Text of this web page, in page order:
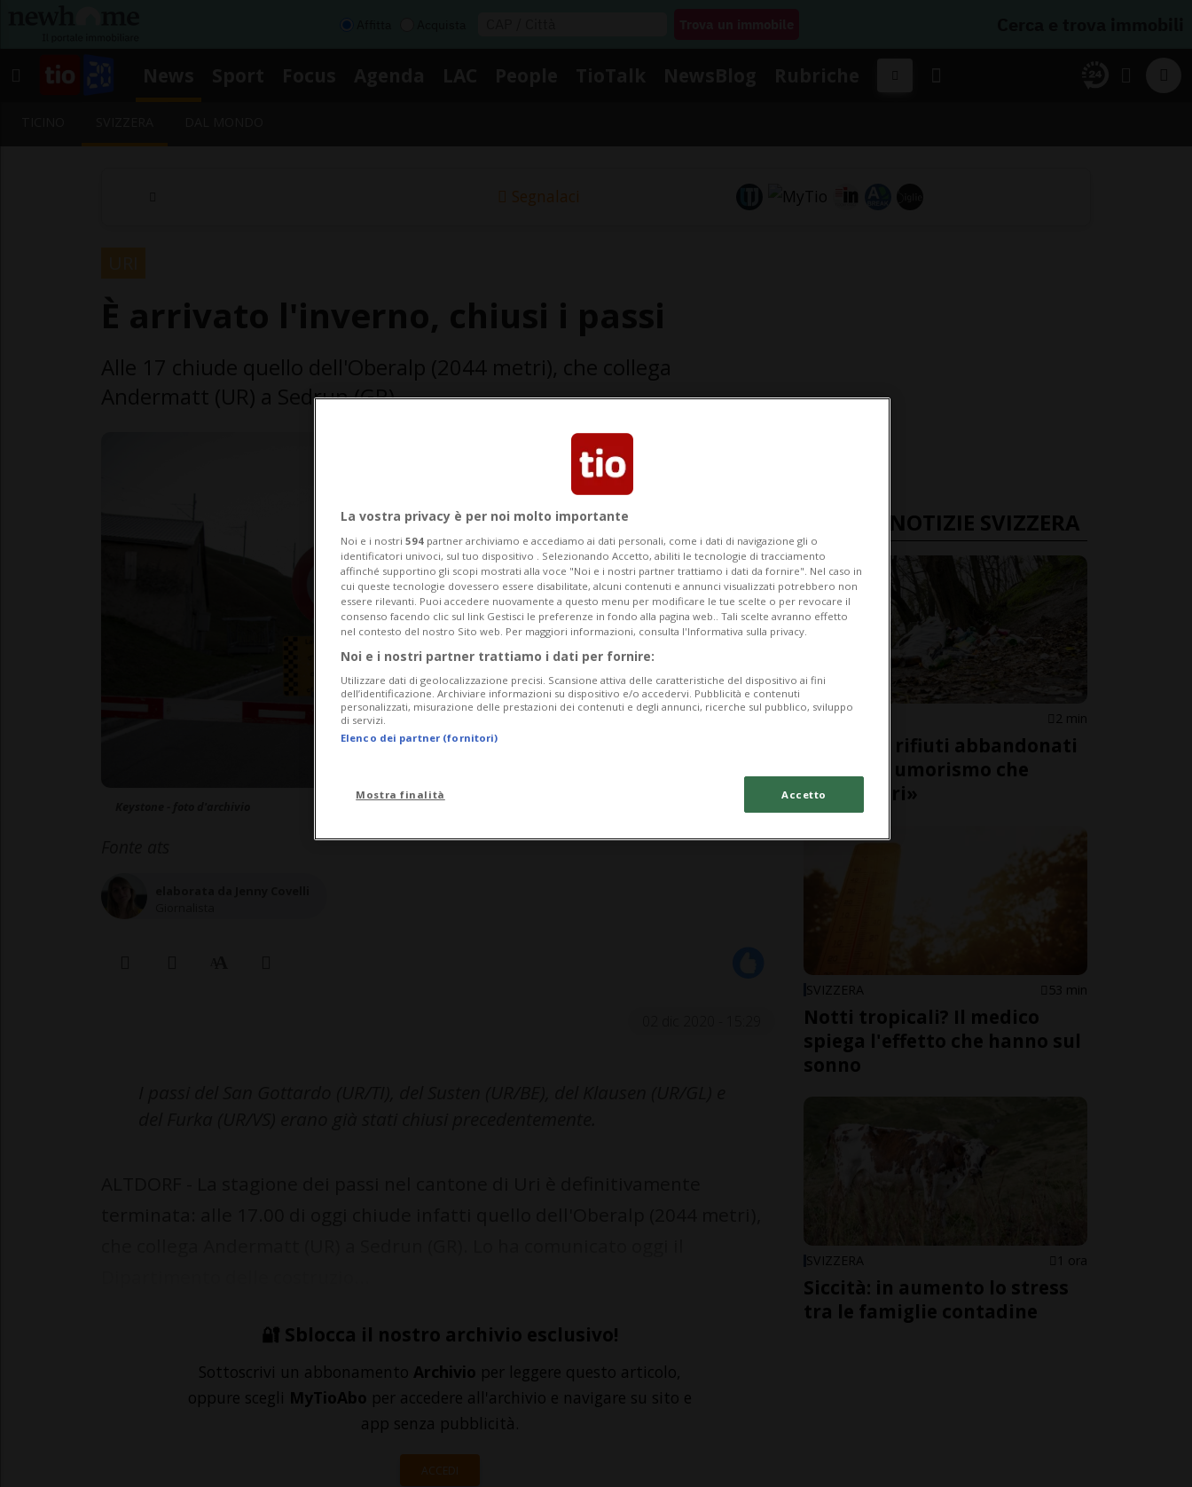
Segnalaci
Andermatt (UR) a Sedrun (GR)
🔐 Sblocca il nostro archivio esclusivo!
Sottoscrivi un abbonamento Archivio per leggere questo articolo,
oppure scegli MyTioAbo per accedere all'archivio e navigare su sito e
app senza pubblicità.
ACCEDI
ULTIME NOTIZIE SVIZZERA
SVIZZERA 2 min
«Contro i rifiuti abbandonati
serve più umorismo che
rimproveri»
SVIZZERA 53 min
Notti tropicali? Il medico
spiega l'effetto che hanno sul
sonno
SVIZZERA 1 ora
Siccità: in aumento lo stress
tra le famiglie contadine
La vostra privacy è per noi molto importante
Noi e i nostri 594 partner archiviamo e accediamo ai dati personali, come i dati di navigazione gli o
identificatori univoci, sul tuo dispositivo . Selezionando Accetto, abiliti le tecnologie di tracciamento
affinché supportino gli scopi mostrati alla voce "Noi e i nostri partner trattiamo i dati da fornire". Nel caso in
cui queste tecnologie dovessero essere disabilitate, alcuni contenuti e annunci visualizzati potrebbero non
essere rilevanti. Puoi accedere nuovamente a questo menu per modificare le tue scelte o per revocare il
consenso facendo clic sul link Gestisci le preferenze in fondo alla pagina web.. Tali scelte avranno effetto
nel contesto del nostro Sito web. Per maggiori informazioni, consulta l'Informativa sulla privacy.
Noi e i nostri partner trattiamo i dati per fornire:
Utilizzare dati di geolocalizzazione precisi. Scansione attiva delle caratteristiche del dispositivo ai fini
dell’identificazione. Archiviare informazioni su dispositivo e/o accedervi. Pubblicità e contenuti
personalizzati, misurazione delle prestazioni dei contenuti e degli annunci, ricerche sul pubblico, sviluppo
di servizi.
Elenco dei partner (fornitori)
Mostra finalità Accetto